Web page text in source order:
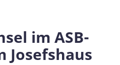
im ASB-
Josefshaus